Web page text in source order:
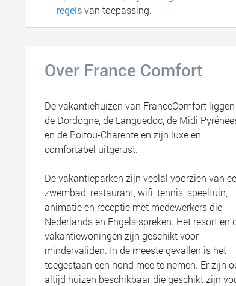
regelsvan toepassing.
Over France Comfort
De vakantiehuizen van FranceComfort
de Dordogne, de Languedoc, de Midi
en de Poitou-Charente en zijn luxe en
comfortabel uitgerust.
De vakantieparken zijn veelal voorzien van
zwembad, restaurant, wifi, tennis, speeltuin,
animatie en receptie met medewerkers die
Nederlands en Engels spreken. Het resort en
vakantiewoningen zijn geschikt voor
mindervaliden. In de meeste gevallen is het
toegestaan een hond mee te nemen. Er zijn
altijd huizen beschikbaar die geschikt zijn